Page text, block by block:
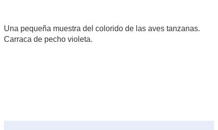
Una pequeña muestra del colorido de las aves tanzanas.
Carraca de pecho violeta.